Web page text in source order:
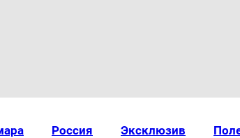
Россия Эксклюзив